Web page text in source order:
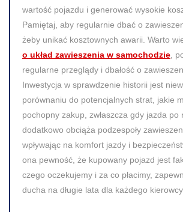
wartość pojazdu i generować wysokie
Pamiętaj, aby regularnie dbać o
żeby unikać kosztownych awarii. Warto
o układ zawieszenia w samochodzie ,
regularne przeglądy i dbałość o
Inwestycja w sprawdzenie historii jest
porównaniu do potencjalnych strat, jakie
pochopny zakup, zwłaszcza gdy jazda po
dodatkowo obciąża podzespoły
wpływając na komfort jazdy i
ona pewność, że kupowany pojazd jest
czego oczekujemy i za co płacimy,
ducha na długie lata dla każdego kierowcy.